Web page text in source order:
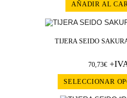
AÑADIR AL
TIJERA SEIDO
70,73€
SELECCIONAR